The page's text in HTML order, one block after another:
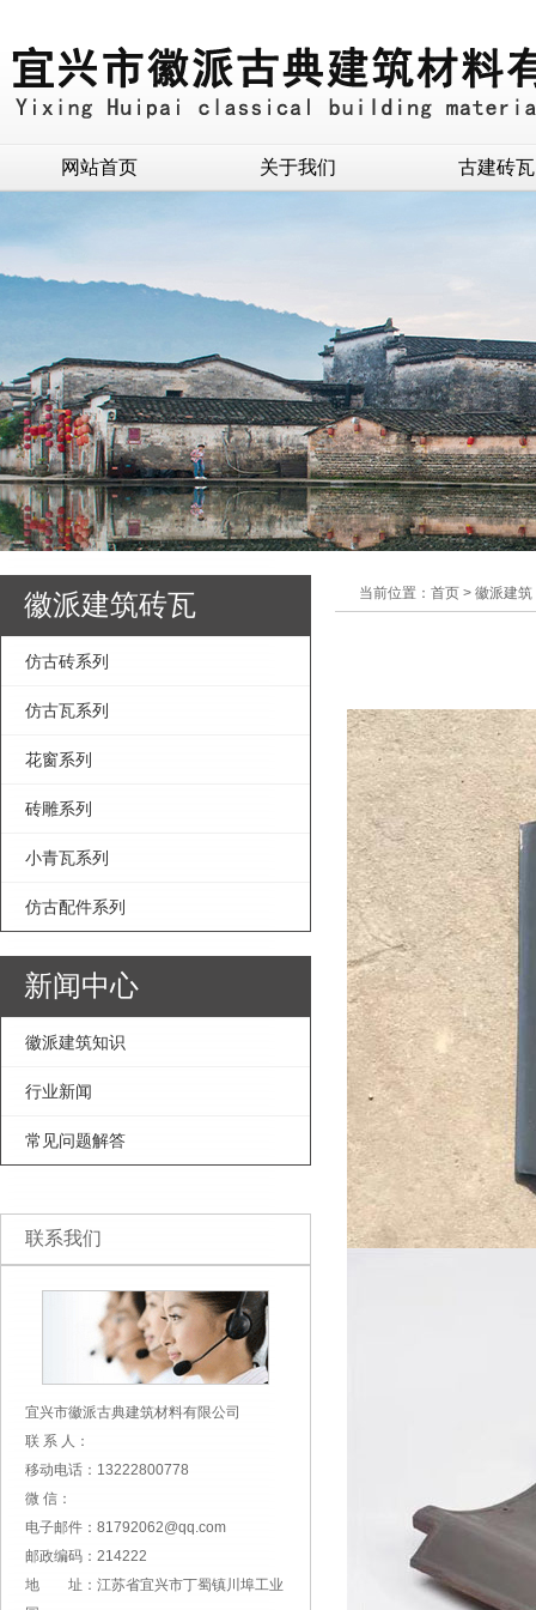
网站首页 关于我们 古建砖瓦
徽派建筑砖瓦
仿古砖系列
仿古瓦系列
花窗系列
砖雕系列
小青瓦系列
仿古配件系列
新闻中心
徽派建筑知识
行业新闻
常见问题解答
联系我们
宜兴市徽派古典建筑材料有限公司
联 系 人：
移动电话：13222800778
微 信：
电子邮件：81792062@qq.com
邮政编码：214222
地 址：江苏省宜兴市丁蜀镇川埠工业
当前位置：首页 > 徽派建筑